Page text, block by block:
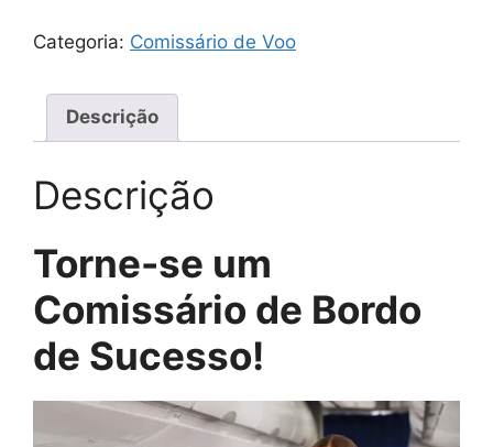
Categoria: Comissário de Voo
Descrição
Descrição
Torne-se um
Comissário de Bordo
de Sucesso!